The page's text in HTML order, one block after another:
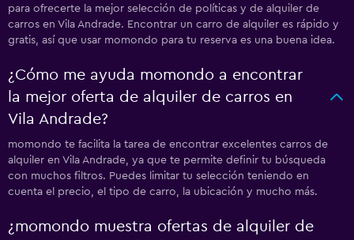
para ofrecerte la mejor selección de políticas y de alquiler de
carros en Vila Andrade. Encontrar un carro de alquiler es rápido y
gratis, así que usar momondo para tu reserva es una buena idea.
¿Cómo me ayuda momondo a encontrar
la mejor oferta de alquiler de carros en
Vila Andrade?
momondo te facilita la tarea de encontrar excelentes carros de
alquiler en Vila Andrade, ya que te permite definir tu búsqueda
con muchos filtros. Puedes limitar tu selección teniendo en
cuenta el precio, el tipo de carro, la ubicación y mucho más.
¿momondo muestra ofertas de alquiler de